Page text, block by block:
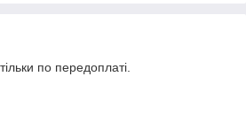
по передоплаті.